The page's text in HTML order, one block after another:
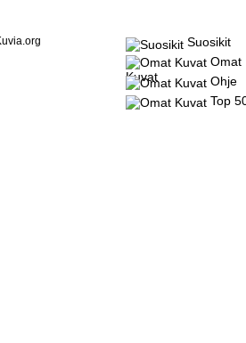
Suosikit
Omat
Kuvat
Ohje
Top